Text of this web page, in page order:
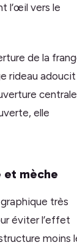
l’œil vers le
de la
rideau adoucit
centrale
elle
mèche
très
éviter l’effet
moins